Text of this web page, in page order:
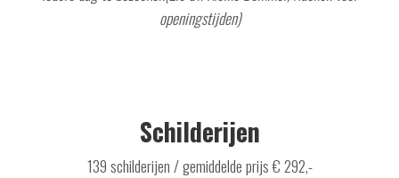
openingstijden)
Schilderijen
139 schilderijen / gemiddelde prijs € 292,-